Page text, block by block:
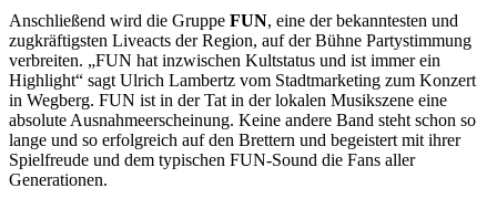
Anschließend wird die Gruppe FUN, eine der bekanntesten und
zugkräftigsten Liveacts der Region, auf der Bühne Partystimmung
verbreiten. „FUN hat inzwischen Kultstatus und ist immer ein
Highlight“ sagt Ulrich Lambertz vom Stadtmarketing zum Konzert
in Wegberg. FUN ist in der Tat in der lokalen Musikszene eine
absolute Ausnahmeerscheinung. Keine andere Band steht schon so
lange und so erfolgreich auf den Brettern und begeistert mit ihrer
Spielfreude und dem typischen FUN-Sound die Fans aller
Generationen.